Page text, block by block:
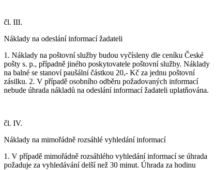
čl. III.
Náklady na odeslání informací žadateli
1. Náklady na poštovní služby budou vyčísleny dle ceníku České
pošty s. p., případně jiného poskytovatele poštovní služby. Náklady
na balné se stanoví paušální částkou 20,- Kč za jednu poštovní
zásilku. 2. V případě osobního odběru požadovaných informací
nebude úhrada nákladů na odeslání informací žadateli uplatňována.
čl. IV.
Náklady na mimořádně rozsáhlé vyhledání informací
1. V případě mimořádně rozsáhlého vyhledání informací se úhrada
požaduje za vyhledávání delší než 30 minut. Úhrada za hodinu